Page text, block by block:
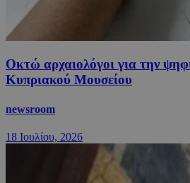
Οκτώ αρχαιολόγοι για την
Κυπριακού Μουσείου
newsroom
18 Ιουλίου, 2026